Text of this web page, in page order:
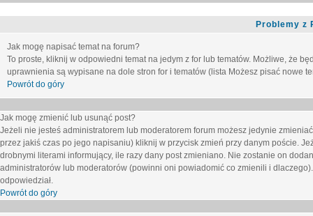
Problemy z
Jak mogę napisać temat na forum?
To proste, kliknij w odpowiedni temat na jedym z for lub tematów. Możliwe, że
uprawnienia są wypisane na dole stron for i tematów (lista Możesz pisać nowe
Powrót do góry
Jak mogę zmienić lub usunąć post?
Jeżeli nie jesteś administratorem lub moderatorem forum możesz jedynie
przez jakiś czas po jego napisaniu) kliknij w przycisk zmień przy danym poście.
drobnymi literami informujący, ile razy dany post zmieniano. Nie zostanie on
administratorów lub moderatorów (powinni oni powiadomić co zmienili i
odpowiedział.
Powrót do góry